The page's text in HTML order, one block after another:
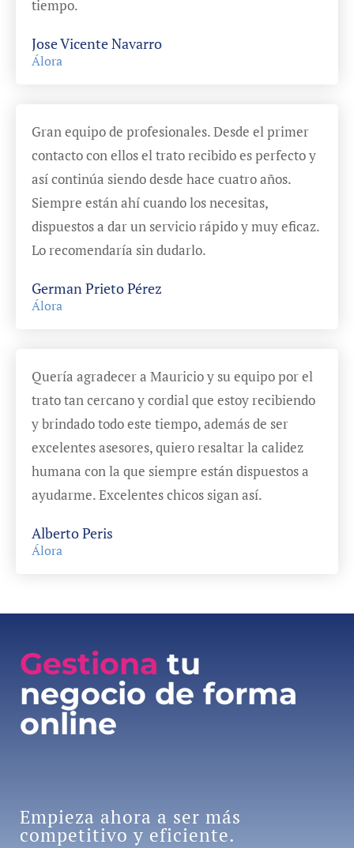
tiempo.
Jose Vicente Navarro
Álora
Gran equipo de profesionales. Desde el primer
contacto con ellos el trato recibido es perfecto y
así continúa siendo desde hace cuatro años.
Siempre están ahí cuando los necesitas,
dispuestos a dar un servicio rápido y muy eficaz.
Lo recomendaría sin dudarlo.
German Prieto Pérez
Álora
Quería agradecer a Mauricio y su equipo por el
trato tan cercano y cordial que estoy recibiendo
y brindado todo este tiempo, además de ser
excelentes asesores, quiero resaltar la calidez
humana con la que siempre están dispuestos a
ayudarme. Excelentes chicos sigan así.
Alberto Peris
Álora
Gestiona tu
negocio de forma
online
Empieza ahora a ser más
competitivo y eficiente.